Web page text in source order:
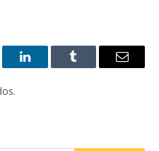
LinkedInTumblr
E-